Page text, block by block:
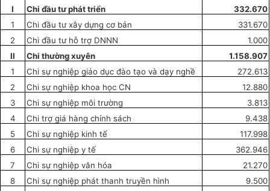
I
Chi đầu tư phát triển
332.670
1
Chi đầu tư xây dựng cơ bản
331.670
2
Chi đầu tư hỗ trợ DNNN
1.000
II
Chi thường xuyên
1.158.907
1
Chi sự nghiệp giáo dục đào tạo và dạy nghề
272.613
2
Chi sự nghiệp khoa học CN
12.880
3
Chi sự nghiệp môi trường
3.813
4
Chi trợ giá hàng chính sách
9.438
5
Chi sự nghiệp kinh tế
117.998
6
Chi sự nghiệp y tế
362.946
7
Chi sự nghiệp văn hóa
21.270
8
Chi sự nghiệp phát thanh truyền hình
9.500